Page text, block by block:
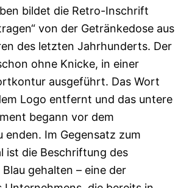
bildet die Retro-Inschrift
von der Getränkedose aus
des letzten Jahrhunderts. Der
ohne Knicke, in einer
ausgeführt. Das Wort
Logo entfernt und das untere
begann vor dem
enden. Im Gegensatz zum
ist die Beschriftung des
gehalten – eine der